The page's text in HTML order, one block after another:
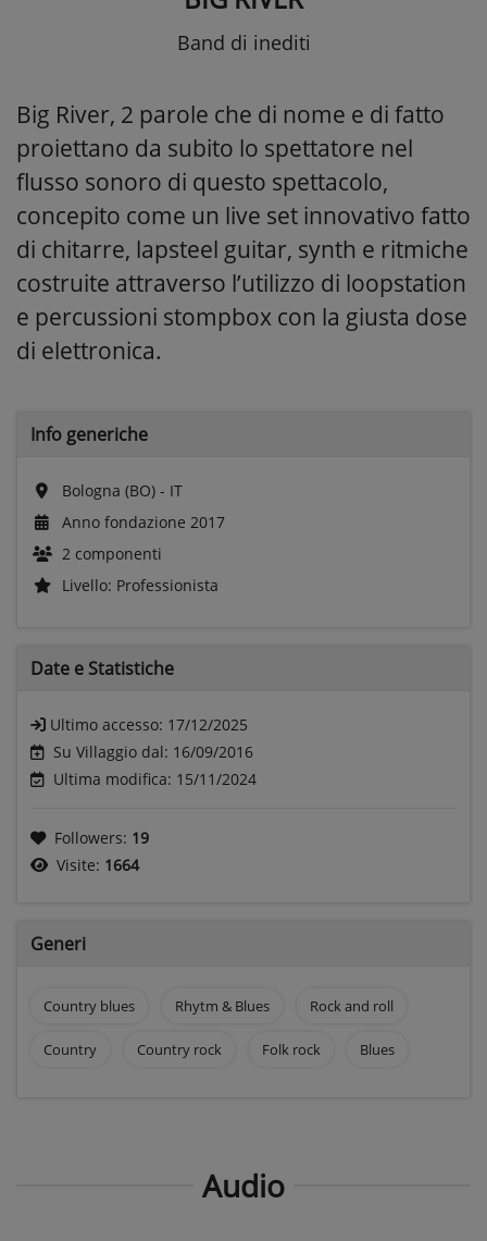
Band di inediti
Big River, 2 parole che di nome e di fatto
proiettano da subito lo spettatore nel
flusso sonoro di questo spettacolo,
concepito come un live set innovativo fatto
di chitarre, lapsteel guitar, synth e ritmiche
costruite attraverso l’utilizzo di loopstation
e percussioni stompbox con la giusta dose
di elettronica.
Info generiche
Bologna (BO) - IT
Anno fondazione 2017
2 componenti
Livello: Professionista
Date e Statistiche
Ultimo accesso: 17/12/2025
Su Villaggio dal: 16/09/2016
Ultima modifica: 15/11/2024
Followers: 19
Visite: 1664
Generi
Country blues Rhytm & Blues Rock and roll
Country Country rock Folk rock Blues
Audio